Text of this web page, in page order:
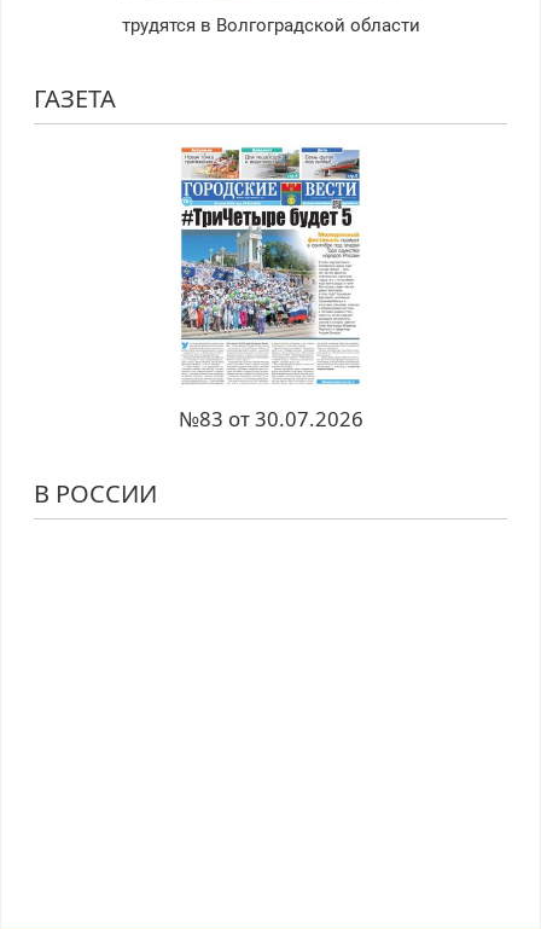
трудятся в Волгоградской области
ГАЗЕТА
№83 от 30.07.2026
В РОССИИ